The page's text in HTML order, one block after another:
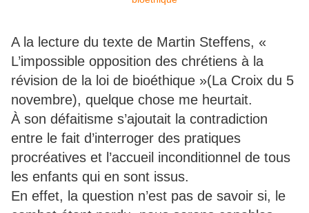
A la lecture du texte de Martin Steffens, «
L’impossible opposition des chrétiens à la
révision de la loi de bioéthique »(La Croix du 5
novembre), quelque chose me heurtait.
À son défaitisme s’ajoutait la contradiction
entre le fait d’interroger des pratiques
procréatives et l’accueil inconditionnel de tous
les enfants qui en sont issus.
En effet, la question n’est pas de savoir si, le